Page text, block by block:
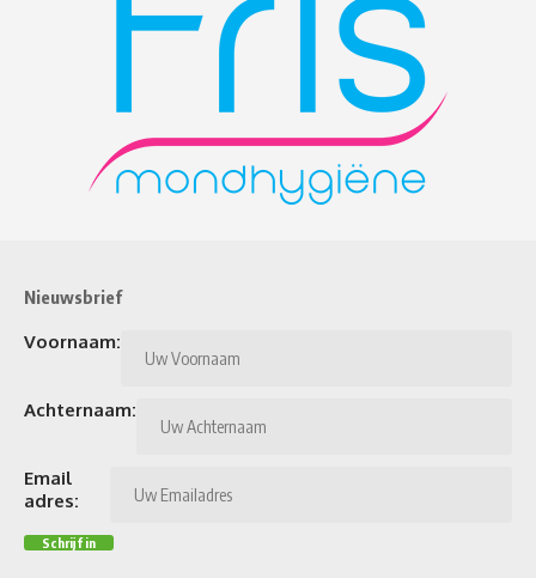
Nieuwsbrief
Voornaam:
Achternaam:
Email
adres: